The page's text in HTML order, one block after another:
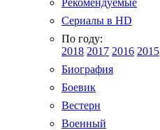
Рекомендуемые
Сериалы в HD
По году:
2018 2017 2016 2015
Биография
Боевик
Вестерн
Военный